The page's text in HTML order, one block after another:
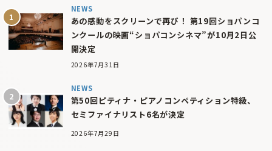
NEWS
あの感動をスクリーンで再び！ 第19回ショパンコ
ンクールの映画“ショパコンシネマ”が10月2日公
開決定
2026年7月31日
NEWS
第50回ピティナ・ピアノコンペティション特級、
セミファイナリスト6名が決定
2026年7月29日